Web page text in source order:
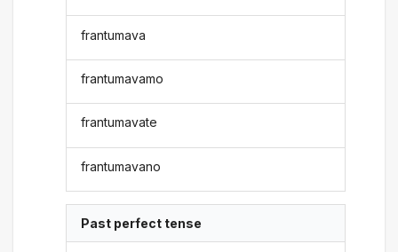
frantumava
frantumavamo
frantumavate
frantumavano
Past perfect tense